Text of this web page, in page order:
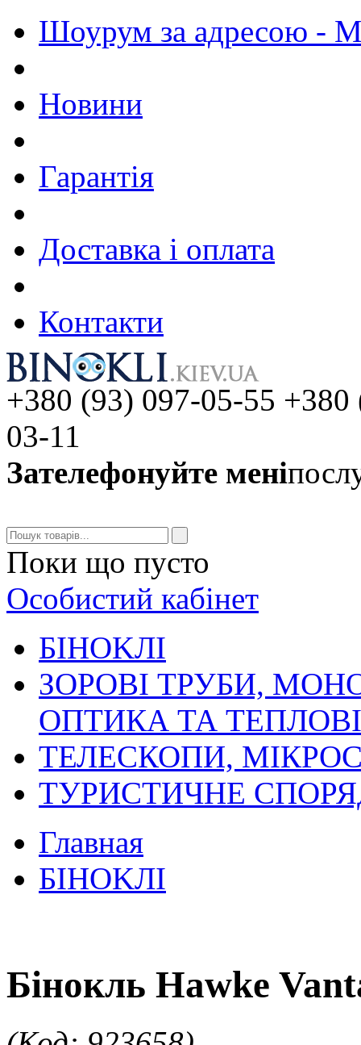
Шоурум за адресою - М.
Новини
Гарантія
Доставка і оплата
Контакти
+380 (93) 097-05-55
03-11
Зателефонуйте мені
Поки що пусто
Особистий кабінет
БIHOKЛI
ЗОРОВІ ТРУБИ,
ОПТИКА ТА
ТЕЛЕСКОПИ,
ТУРИСТИЧНЕ
Главная
БIHOKЛI
Бінокль Hawke